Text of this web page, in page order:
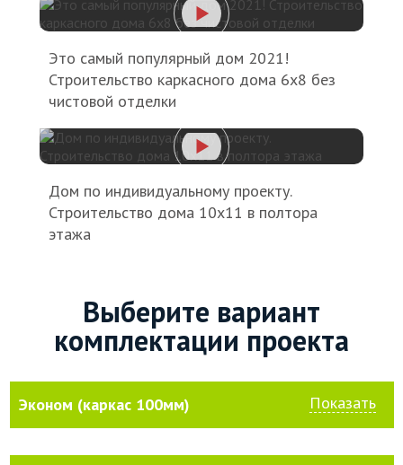
Это самый популярный дом 2021!
Строительство каркасного дома 6х8 без
чистовой отделки
Дом по индивидуальному проекту.
Строительство дома 10х11 в полтора
этажа
Выберите вариант
комплектации проекта
Эконом (каркас 100мм) Показать